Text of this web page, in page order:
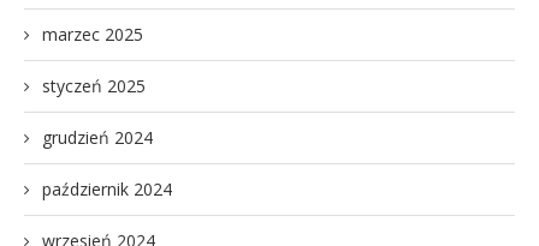
marzec 2025
styczeń 2025
grudzień 2024
październik 2024
wrzesień 2024